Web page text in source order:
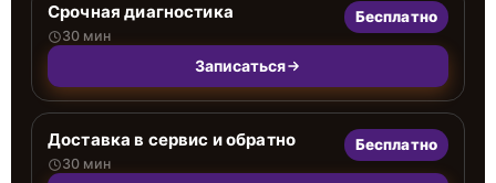
Срочная диагностика
30 мин
Бесплатно
Записаться
Доставка в сервис и обратно
30 мин
Бесплатно